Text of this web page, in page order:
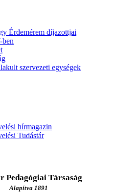
Érdemérem díjazottjai
ben
szervezeti egységek
hírmagazin
Tudástár
Pedagógiai Társaság
Alapítva 1891